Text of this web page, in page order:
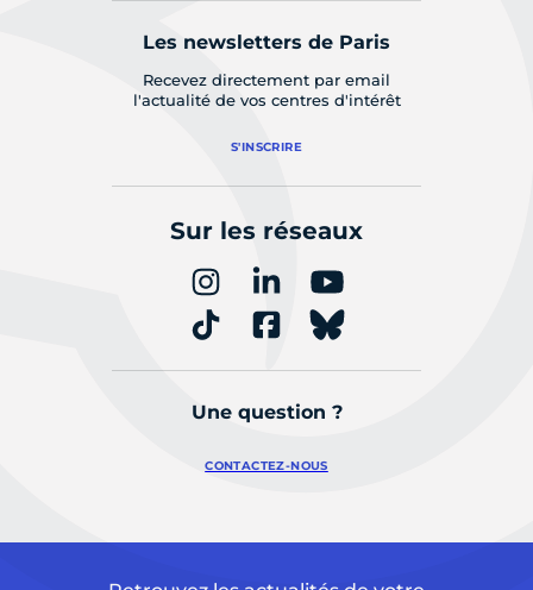
Les newsletters de Paris
Recevez directement par email
l'actualité de vos centres d'intérêt
S'INSCRIRE
Sur les réseaux
Une question ?
CONTACTEZ-NOUS